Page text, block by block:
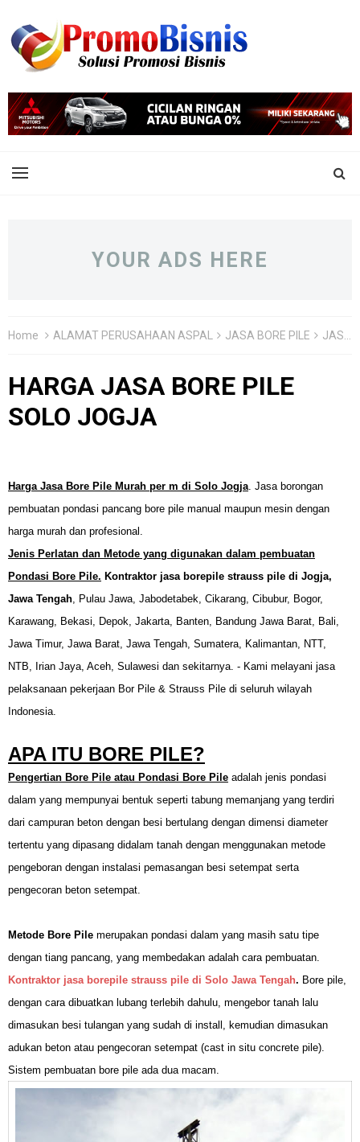
YOUR ADS HERE
Home ALAMAT PERUSAHAAN ASPAL JASA BORE PILE JASA BORE PILE JOGJA
HARGA JASA BORE PILE
SOLO JOGJA
Harga Jasa Bore Pile Murah per m di Solo Jogja . Jasa borongan
pembuatan pondasi pancang bore pile manual maupun mesin dengan
harga murah dan profesional.
Jenis Perlatan dan Metode yang digunakan dalam pembuatan
Pondasi Bore Pile. Kontraktor jasa borepile strauss pile di Jogja,
Jawa Tengah , Pulau Jawa, Jabodetabek, Cikarang, Cibubur, Bogor,
Karawang, Bekasi, Depok, Jakarta, Banten, Bandung Jawa Barat, Bali,
Jawa Timur, Jawa Barat, Jawa Tengah, Sumatera, Kalimantan, NTT,
NTB, Irian Jaya, Aceh, Sulawesi dan sekitarnya. - Kami melayani jasa
pelaksanaan pekerjaan Bor Pile & Strauss Pile di seluruh wilayah
Indonesia.
APA ITU BORE PILE?
Pengertian Bore Pile atau Pondasi Bore Pile adalah jenis pondasi
dalam yang mempunyai bentuk seperti tabung memanjang yang terdiri
dari campuran beton dengan besi bertulang dengan dimensi diameter
tertentu yang dipasang didalam tanah dengan menggunakan metode
pengeboran dengan instalasi pemasangan besi setempat serta
pengecoran beton setempat.
Metode Bore Pile merupakan pondasi dalam yang masih satu tipe
dengan tiang pancang, yang membedakan adalah cara pembuatan.
Kontraktor jasa borepile strauss pile di Solo Jawa Tengah. Bore pile,
dengan cara dibuatkan lubang terlebih dahulu, mengebor tanah lalu
dimasukan besi tulangan yang sudah di install, kemudian dimasukan
adukan beton atau pengecoran setempat (cast in situ concrete pile).
Sistem pembuatan bore pile ada dua macam.